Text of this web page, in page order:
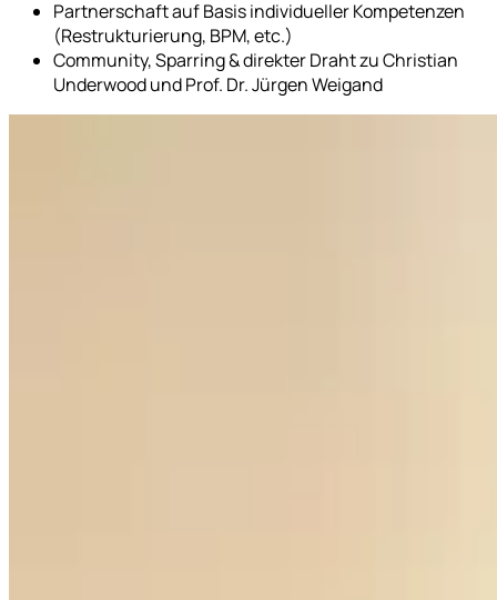
Partnerschaft auf Basis individueller Kompetenzen
(Restrukturierung, BPM, etc.)
Community, Sparring & direkter Draht zu Christian
Underwood und Prof. Dr. Jürgen Weigand